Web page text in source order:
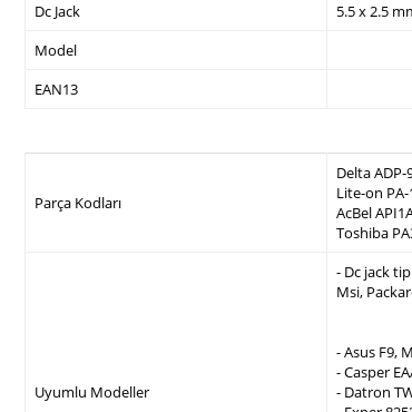
Dc Jack
5.5 x 2.5
Model
EAN13
Parça Kodları
Delta ADP-
Lite-on PA-
AcBel
Toshiba
Uyumlu Modeller
- Dc jack
Msi,
- Asus F9,
- Casper
- Datron